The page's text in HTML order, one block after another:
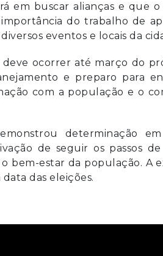
em buscar alianças e que
do trabalho de
eventos e locais da
ocorrer até março do
e preparo para
com a população e o
determinação
de seguir os passos
bem-estar da população. A
das eleições.